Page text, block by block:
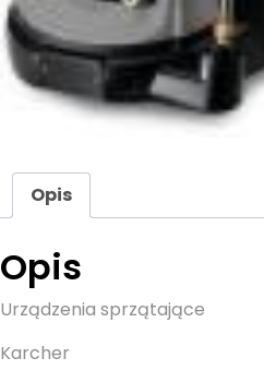
Opis
Opis
Urządzenia sprzątające
Karcher